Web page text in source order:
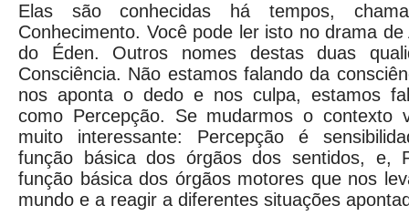
Elas são conhecidas há tempos,
Conhecimento. Você pode ler isto no drama
do Éden. Outros nomes destas duas
Consciência. Não estamos falando da
nos aponta o dedo e nos culpa, estamos
como Percepção. Se mudarmos o contexto
muito interessante: Percepção é
função básica dos órgãos dos sentidos, e,
função básica dos órgãos motores que nos
mundo e a reagir a diferentes situações